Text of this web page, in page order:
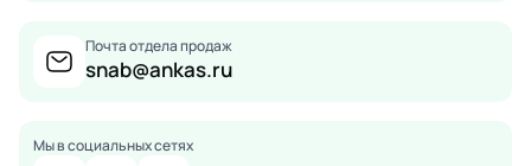
Почта отдела продаж
snab@ankas.ru
Мы в социальных сетях